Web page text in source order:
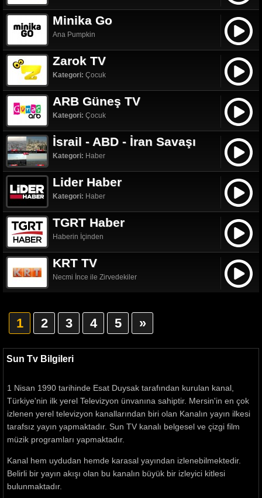
Minika Go
Ana Pumpkin
Zarok TV
Kategori: Çocuk
ARB Güneş TV
Kategori: Çocuk
İsrail - ABD - İran Savaşı
Kategori: Haber
Lider Haber
Kategori: Haber
TGRT Haber
Haberin İçinden
KRT TV
Necmi İnce ile Zirvedekiler
1 2 3 4 5 »
Sun Tv Bilgileri
1 Nisan 1990 tarihinde Esat Duysak tarafından kurulan kanal,
Türkiye'nin ilk yerel Televizyon ünvanına sahiptir. Mersin'in en çok
izlenen yerel televizyon kanallarından biri olan Kanalın yayın ilkesi
tarafsız yayın yapmaktadır. Sun TV kanalı belgesel ve çizgi film
müzik programları yapmaktadır.
Kanal hem uydudan hemde karasal yayından izlenebilmektedir.
Belirli bir yayın akışı olan bu kanalın büyük bir izleyici kitlesi
bulunmaktadır.